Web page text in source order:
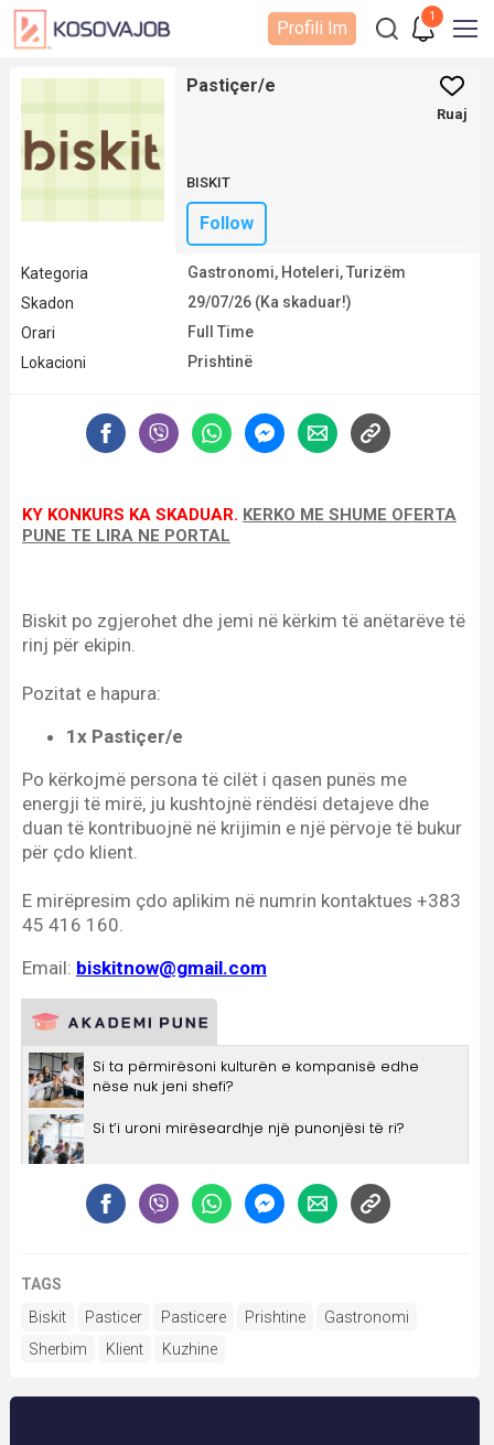
1
Profili Im
Pastiçer/e
Ruaj
BISKIT
Follow
Kategoria
Gastronomi, Hoteleri, Turizëm
Skadon
29/07/26 (Ka skaduar!)
Orari
Full Time
Lokacioni
Prishtinë
TAGS
Biskit
Pasticer Pasticere Prishtine
Gastronomi
Sherbim
Klient Kuzhine